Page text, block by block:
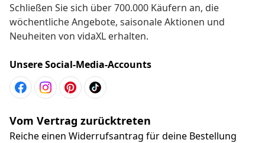
Schließen Sie sich über 700.000 Käufern an, die
wöchentliche Angebote, saisonale Aktionen und
Neuheiten von vidaXL erhalten.
Unsere Social-Media-Accounts
Vom Vertrag zurücktreten
Reiche einen Widerrufsantrag für deine Bestellung